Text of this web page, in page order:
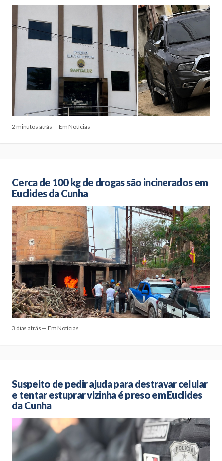
2 minutos atrás — Em Notícias
Cerca de 100 kg de drogas são incinerados em
Euclides da Cunha
3 dias atrás — Em Notícias
Suspeito de pedir ajuda para destravar celular
e tentar estuprar vizinha é preso em Euclides
da Cunha